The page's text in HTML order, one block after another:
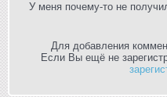
У меня почему-то не
Для добавления
Если Вы ещё не